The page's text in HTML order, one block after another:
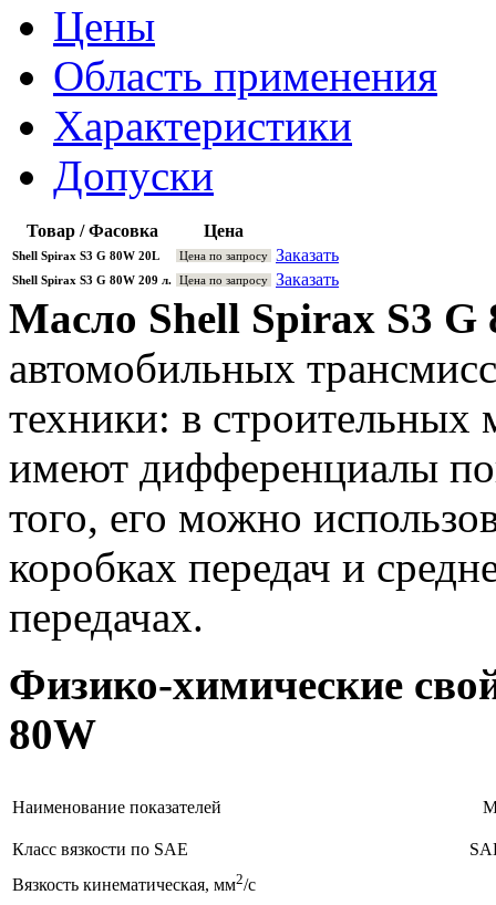
Цены
Область применения
Характеристики
Допуски
Товар / Фасовка Цена
Shell Spirax S3 G 80W 20L Цена по запросу Заказать
Shell Spirax S3 G 80W 209 л. Цена по запросу Заказать
Масло Shell Spirax S3 G
автомобильных
техники: в строительных
имеют дифференциалы
того, его можно
коробках передач и
передачах.
Физико-химические
80W
Наименование показателей
Класс вязкости по SAE
Вязкость кинематическая, мм2/с